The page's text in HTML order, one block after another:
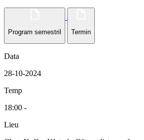
Program semestril Termin
Data
28-10-2024
Temp
18:00 -
Lieu